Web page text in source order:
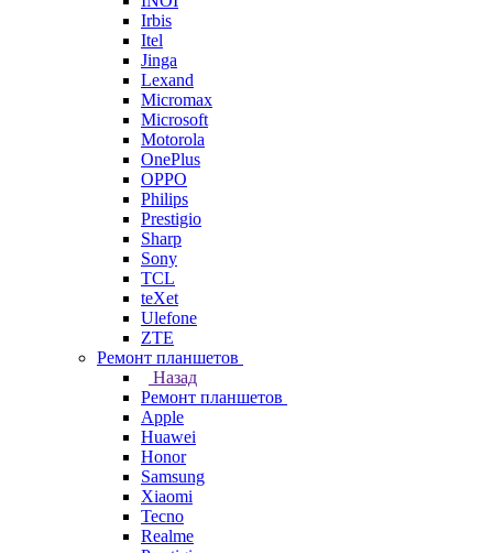
Irbis
Itel
Jinga
Lexand
Micromax
Microsoft
Motorola
OnePlus
OPPO
Philips
Prestigio
Sharp
Sony
TCL
teXet
Ulefone
ZTE
Ремонт планшетов
Назад
Ремонт планшетов
Apple
Huawei
Honor
Samsung
Xiaomi
Tecno
Realme